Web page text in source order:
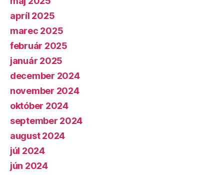
apríl 2025
marec 2025
február 2025
január 2025
december 2024
november 2024
október 2024
september 2024
august 2024
júl 2024
jún 2024